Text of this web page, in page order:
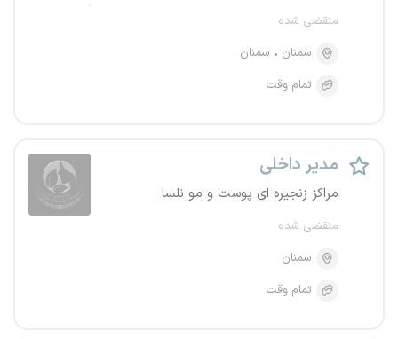
منقضی شده
سمنان
سمنان
تمام وقت
مدیر داخلی
مراکز زنجیره ای پوست و مو نلسا
منقضی شده
سمنان
تمام وقت